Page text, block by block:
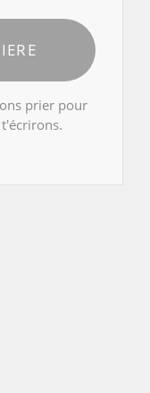
prier pour